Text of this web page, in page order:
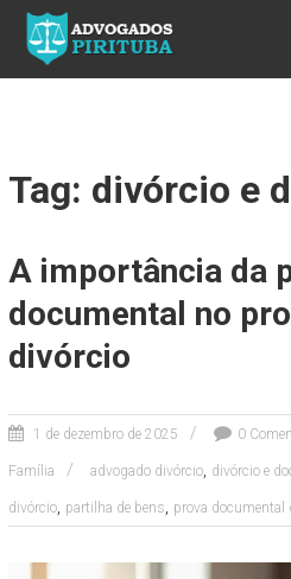
ADVOGADOS PIRITUBA
Precisando de advogado? Entre em
Fazemos toda a assessoria que você
Tag: divórcio e
A importância da
documental no
divórcio
1 de dezembro de 2025 0
Família advogado divórcio, divórcio e
divórcio, partilha de bens, prova documental